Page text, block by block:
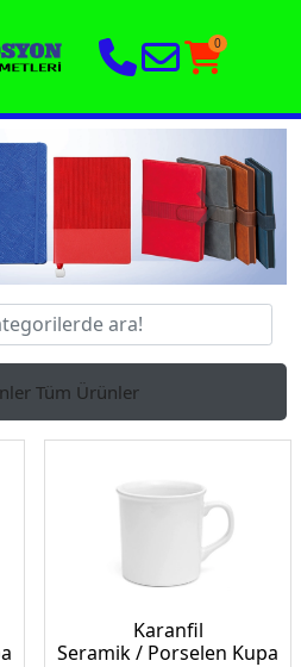
0
›
Tüm Ürünler
Karanfil
Seramik / Porselen Kupa